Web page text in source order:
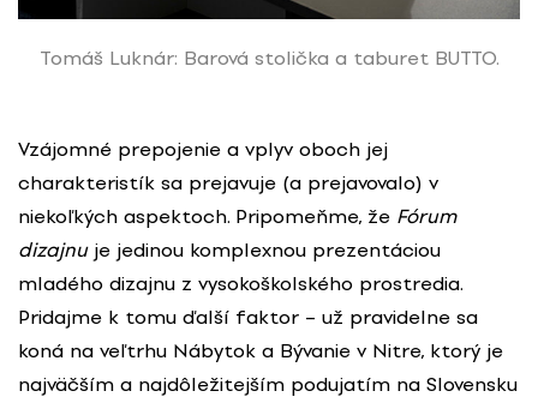
Tomáš Luknár: Barová stolička a taburet BUTTO.
Vzájomné prepojenie a vplyv oboch jej
charakteristík sa prejavuje (a prejavovalo) v
niekoľkých aspektoch. Pripomeňme, že Fórum
dizajnuje jedinou komplexnou prezentáciou
mladého dizajnu z vysokoškolského prostredia.
Pridajme k tomu ďalší faktor – už pravidelne sa
koná na veľtrhu Nábytok a Bývanie v Nitre, ktorý je
najväčším a najdôležitejším podujatím na Slovensku